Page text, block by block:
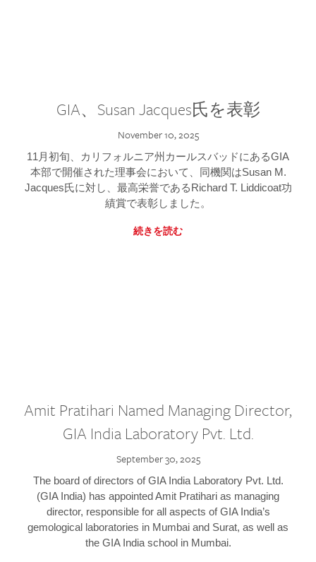
GIA、Susan Jacques氏を表彰
November 10, 2025
11月初旬、カリフォルニア州カールスバッドにあるGIA
本部で開催された理事会において、同機関はSusan M.
Jacques氏に対し、最高栄誉であるRichard T. Liddicoat功
績賞で表彰しました。
続きを読む
Amit Pratihari Named Managing Director,
GIA India Laboratory Pvt. Ltd.
September 30, 2025
The board of directors of GIA India Laboratory Pvt. Ltd.
(GIA India) has appointed Amit Pratihari as managing
director, responsible for all aspects of GIA India’s
gemological laboratories in Mumbai and Surat, as well as
the GIA India school in Mumbai.